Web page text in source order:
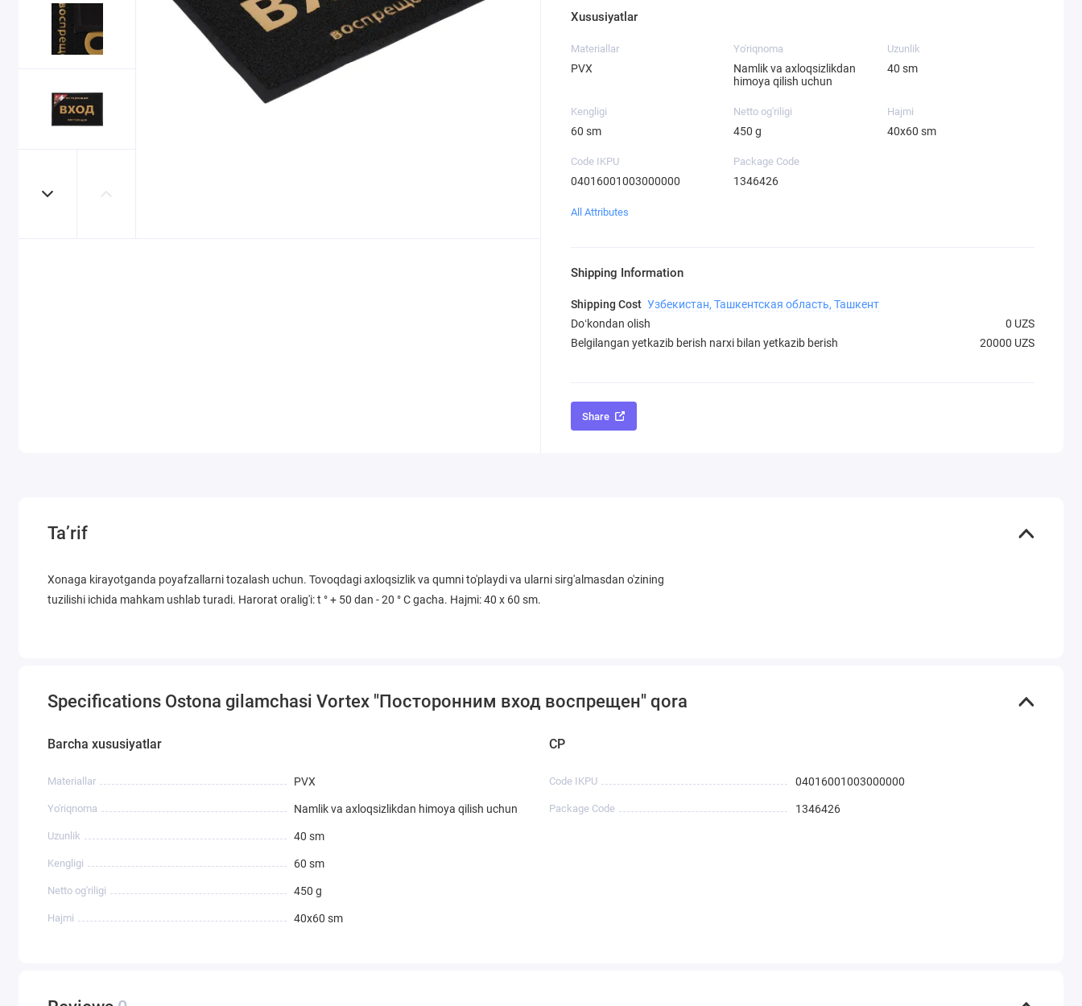
Xususiyatlar
Materiallar
PVX
Yo'riqnoma
Namlik va axloqsizlikdan
himoya qilish uchun
Uzunlik
40 sm
Kengligi
60 sm
Netto og'riligi
450 g
Hajmi
40х60 sm
Code IKPU
04016001003000000
Package Code
1346426
All Attributes
Shipping Information
Shipping Cost Узбекистан, Ташкентская область, Ташкент
Doʻkondan olish
0 UZS
Belgilangan yetkazib berish narxi bilan yetkazib berish
20000 UZS
Share
Ta’rif
Xonaga kirayotganda poyafzallarni tozalash uchun. Tovoqdagi axloqsizlik va qumni to'playdi va ularni sirg'almasdan o'zining
tuzilishi ichida mahkam ushlab turadi. Harorat oralig'i: t ° + 50 dan - 20 ° C gacha. Hajmi: 40 x 60 sm.
Specifications Ostona gilamchasi Vortex "Посторонним вход воспрещен" qora
Barcha xususiyatlar
Materiallar PVX
Yo'riqnoma Namlik va axloqsizlikdan himoya qilish uchun
Uzunlik 40 sm
Kengligi 60 sm
Netto og'riligi 450 g
Hajmi 40х60 sm
CP
Code IKPU 04016001003000000
Package Code 1346426